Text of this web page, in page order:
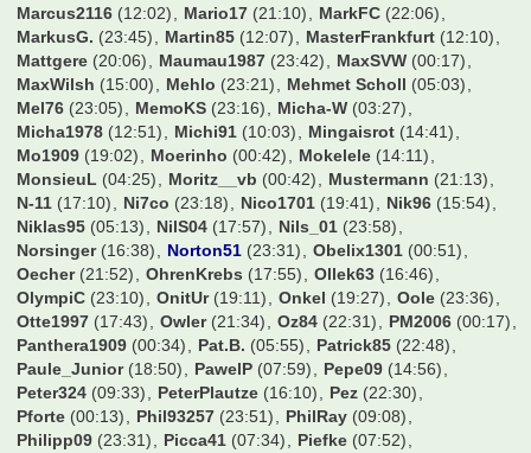
Marcus2116 (12:02) Mario17 (21:10) MarkFC (22:06)
MarkusG. (23:45) Martin85 (12:07) MasterFrankfurt (12:10)
Mattgere (20:06) Maumau1987 (23:42) MaxSVW (00:17)
MaxWilsh (15:00) Mehlo (23:21) Mehmet Scholl (05:03)
Mel76 (23:05) MemoKS (23:16) Micha-W (03:27)
Micha1978 (12:51) Michi91 (10:03) Mingaisrot (14:41)
Mo1909 (19:02) Moerinho (00:42) Mokelele (14:11)
MonsieuL (04:25) Moritz__vb (00:42) Mustermann (21:13)
N-11 (17:10) Ni7co (23:18) Nico1701 (19:41) Nik96 (15:54)
Niklas95 (05:13) NilS04 (17:57) Nils_01 (23:58)
Norsinger(16:38) Norton51 (23:31) Obelix1301 (00:51)
Oecher(21:52) OhrenKrebs (17:55) Ollek63 (16:46)
OlympiC (23:10) OnitUr(19:11) Onkel (19:27) Oole (23:36)
Otte1997 (17:43) Owler(21:34) Oz84 (22:31) PM2006 (00:17)
Panthera1909 (00:34) Pat.B. (05:55) Patrick85 (22:48)
Paule_Junior(18:50) PawelP (07:59) Pepe09 (14:56)
Peter324 (09:33) PeterPlautze (16:10) Pez (22:30)
Pforte (00:13) Phil93257 (23:51) PhilRay (09:08)
Philipp09 (23:31) Picca41 (07:34) Piefke (07:52)